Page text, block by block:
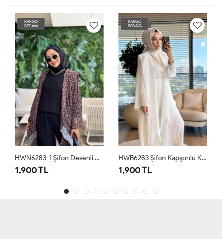
KARGO
BEDAVA
HWN6283-1 Şifon Desenli Kapşonlu Kap Vizon Siyah
1,900 TL
KARGO
BEDAVA
HWB6283 Şifon Kapşonlu Kap Ekru
1,900 TL